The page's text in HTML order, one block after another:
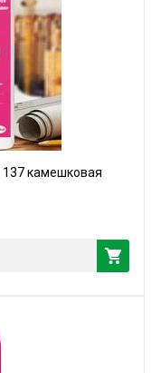
137 камешковая